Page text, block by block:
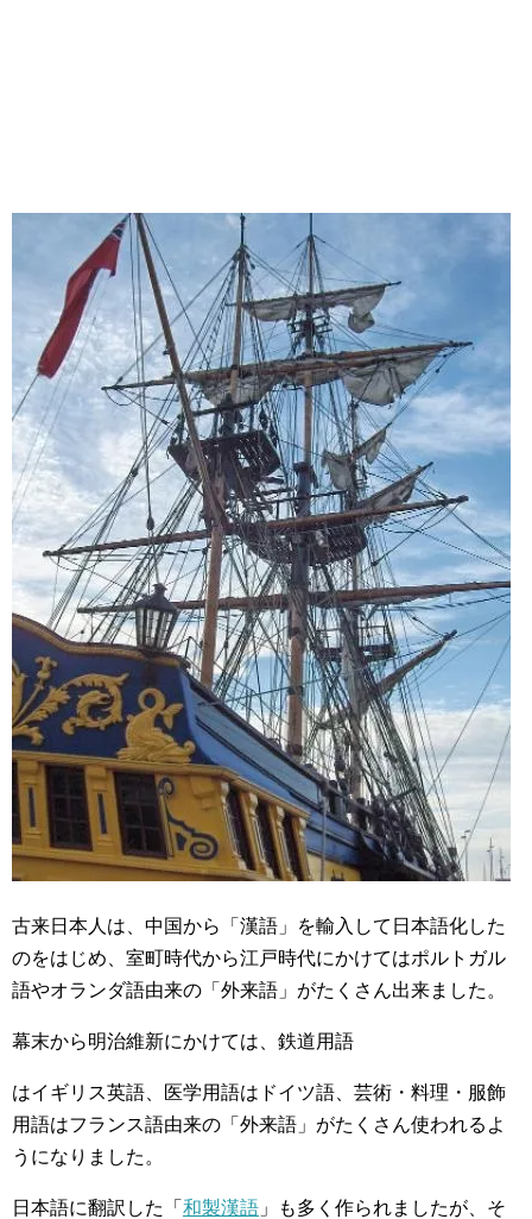
古来日本人は、中国から「漢語」を輸入して日本語化した
のをはじめ、室町時代から江戸時代にかけてはポルトガル
語やオランダ語由来の「外来語」がたくさん出来ました。
幕末から明治維新にかけては、鉄道用語
はイギリス英語、医学用語はドイツ語、芸術・料理・服飾
用語はフランス語由来の「外来語」がたくさん使われるよ
うになりました。
日本語に翻訳した「 和製漢語 」も多く作られましたが、そ